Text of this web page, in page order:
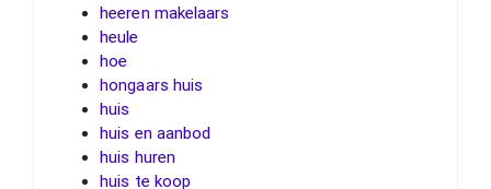
heeren makelaars
heule
hoe
hongaars huis
huis
huis en aanbod
huis huren
huis te koop